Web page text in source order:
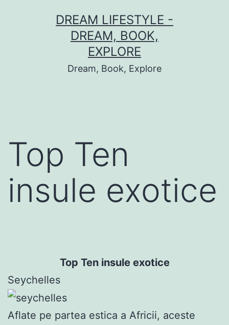
DREAM LIFESTYLE -
DREAM, BOOK,
EXPLORE
Dream, Book, Explore
Top Ten
insule exotice
Top Ten insule exotice
Seychelles
Aflate pe partea estica a Africii, aceste